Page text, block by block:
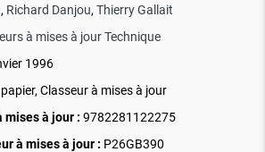
, Richard Danjou,Thierry Gallait
à mises à jour Technique
1996
Classeur à mises à jour
mises à jour : 9782281122275
à mises à jour : P26GB390